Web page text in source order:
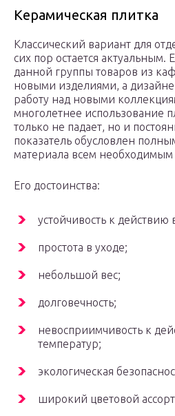
Керамическая плитка
Классический вариант для
сих пор остается актуальным.
данной группы товаров из
новыми изделиями, а
работу над новыми
многолетнее использование
только не падает, но и
показатель обусловлен
материала всем
Его достоинства:
устойчивость к действию
простота в уходе;
небольшой вес;
долговечность;
невосприимчивость к
температур;
экологическая
широкий цветовой